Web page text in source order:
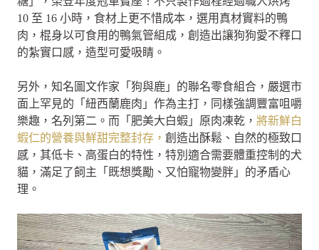
10 至 16 小時，食材上更不惜成本，選用真材實料的鴨
肉，棍身以可食用的鴨氣管組成，創造出讓狗狗愛不釋口
的紮實口感，造型可愛吸睛。
另外，知名圖文作家「狗與鹿」的聯名零食組合，嚴選市
面上罕見的「紐西蘭鹿肉」作為主打，同樣強調豐富咀嚼
樂趣，名列第二。而「肥美大白蝦」原肉凍乾， 將新鮮白
蝦仁的營養與鮮甜完整封存， 創造出酥鬆、自然的極致口
感，其低卡、高蛋白的特性，特別適合需要體重控制的犬
貓，滿足了飼主「既想獎勵、又怕寵物變胖」的矛盾心
理。